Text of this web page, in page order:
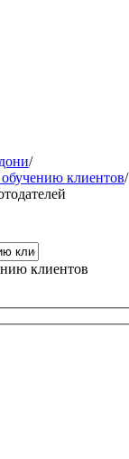
/
клиентов/
клиентов